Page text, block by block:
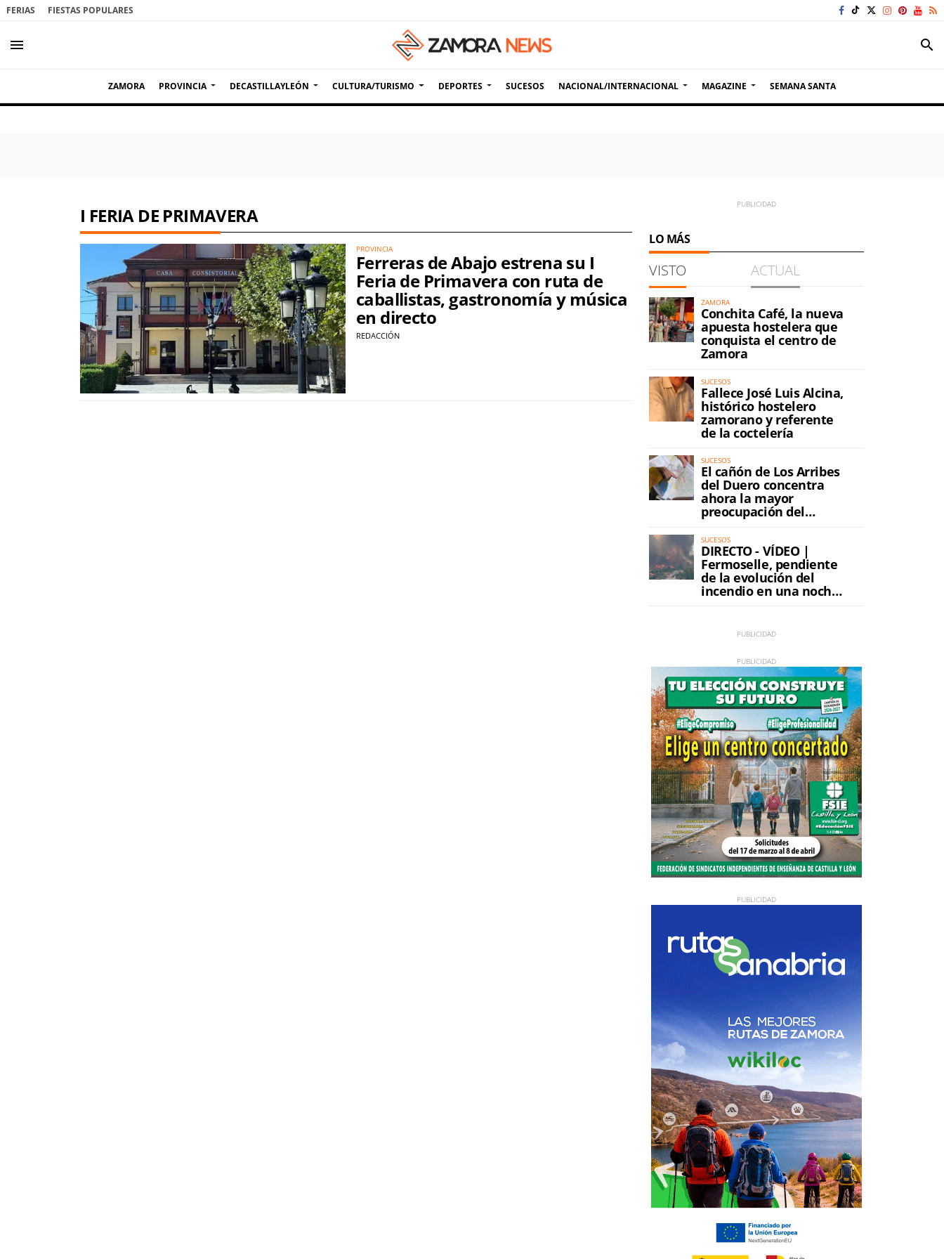
FERIAS FIESTAS POPULARES
menu search
ZAMORA PROVINCIA DECASTILLAYLEÓN CULTURA/TURISMO DEPORTES SUCESOS NACIONAL/INTERNACIONAL MAGAZINE SEMANA SANTA
I FERIA DE PRIMAVERA
PROVINCIA
Ferreras de Abajo estrena su I
Feria de Primavera con ruta de
caballistas, gastronomía y música
en directo
REDACCIÓN
LO MÁS
VISTO ACTUAL
ZAMORA
Conchita Café, la nueva
apuesta hostelera que
conquista el centro de
Zamora
SUCESOS
Fallece José Luis Alcina,
histórico hostelero
zamorano y referente
de la coctelería
SUCESOS
El cañón de Los Arribes
del Duero concentra
ahora la mayor
preocupación del
incendio
SUCESOS
DIRECTO - VÍDEO |
Fermoselle, pendiente
de la evolución del
incendio en una noche